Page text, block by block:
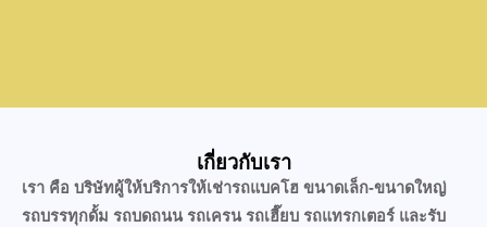
เกี่ยวกับเรา
เรา คือ บริษัทผู้ให้บริการให้เช่ารถแบคโฮ ขนาดเล็ก-ขนาดใหญ่
รถบรรทุกดั้ม รถบดถนน รถเครน รถเฮี๊ยบ รถแทรกเตอร์ และรับ